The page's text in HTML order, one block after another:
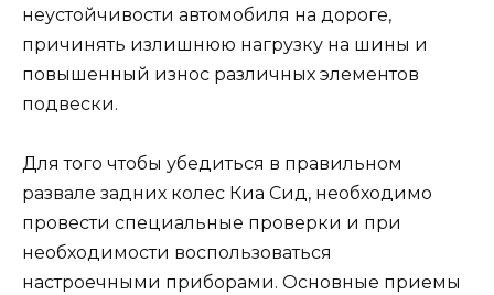
неустойчивости автомобиля на дороге,
причинять излишнюю нагрузку на шины и
повышенный износ различных элементов
подвески.
Для того чтобы убедиться в правильном
развале задних колес Киа Сид, необходимо
провести специальные проверки и при
необходимости воспользоваться
настроечными приборами. Основные приемы